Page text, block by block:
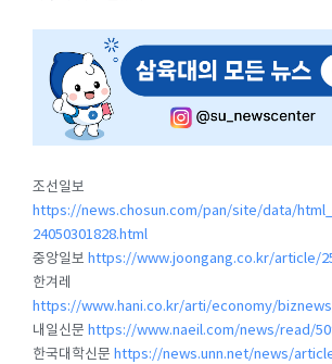
조선일보
https://news.chosun.com/pan/site/data/
24050301828.html
중앙일보 https://www.joongang.co.kr/article/
한겨레
https://www.hani.co.kr/arti/economy/
내일신문 https://www.naeil.com/news/read/
한국대학신문 https://news.unn.net/news/